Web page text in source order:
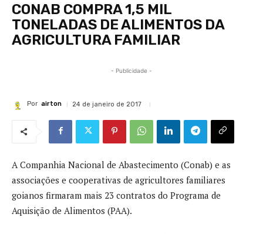
CONAB COMPRA 1,5 MIL
TONELADAS DE ALIMENTOS DA
AGRICULTURA FAMILIAR
- Publicidade -
Por airton 24 de janeiro de 2017
A Companhia Nacional de Abastecimento (Conab) e as
associações e cooperativas de agricultores familiares
goianos firmaram mais 23 contratos do Programa de
Aquisição de Alimentos (PAA).